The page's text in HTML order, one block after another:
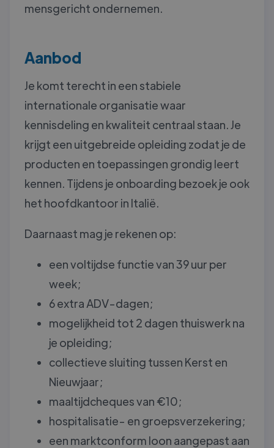
mensgericht ondernemen.
Aanbod
Je komt terecht in een stabiele
internationale organisatie waar
kennisdeling en kwaliteit centraal staan. Je
krijgt een uitgebreide opleiding zodat je de
producten en toepassingen grondig leert
kennen. Tijdens je onboarding bezoek je ook
het hoofdkantoor in Italië.
Daarnaast mag je rekenen op:
een voltijdse functie van 39 uur per
week;
6 extra ADV-dagen;
mogelijkheid tot 2 dagen thuiswerk na
je opleiding;
collectieve sluiting tussen Kerst en
Nieuwjaar;
maaltijdcheques van €10;
hospitalisatie- en groepsverzekering;
een marktconform loon aangepast aan